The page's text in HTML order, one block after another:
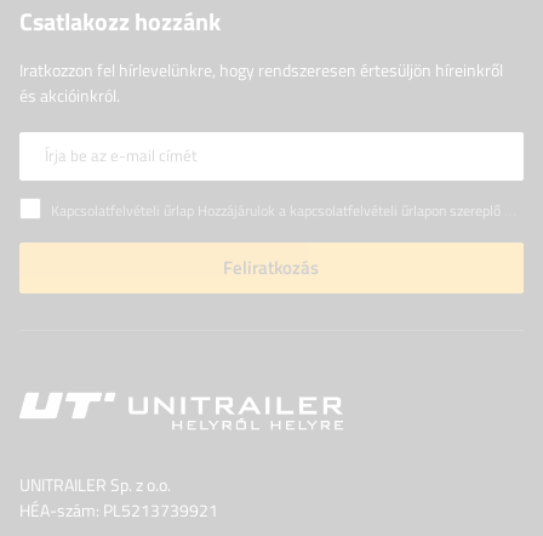
Csatlakozz hozzánk
Iratkozzon fel hírlevelünkre, hogy rendszeresen értesüljön híreinkről
és akcióinkról.
Írja be az e-mail címét
Kapcsolatfelvételi űrlap Hozzájárulok a kapcsolatfelvételi űrlapon szereplő személyes adataimnak az Európai Parlament és a Tanács (EU) rendeletével összhangban történő kezeléséhez
Feliratkozás
UNITRAILER Sp. z o.o.
HÉA-szám: PL5213739921